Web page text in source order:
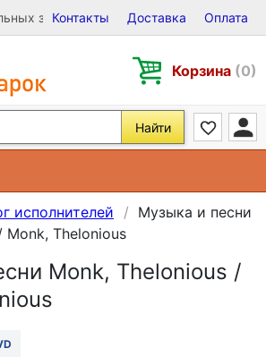
записей на Виниле, CD и DVD
Контакты Доставка Оплата
Корзина (0)
Найти
исполнителей
Музыка и песни
Monk, Thelonious
Monk, Thelonious /